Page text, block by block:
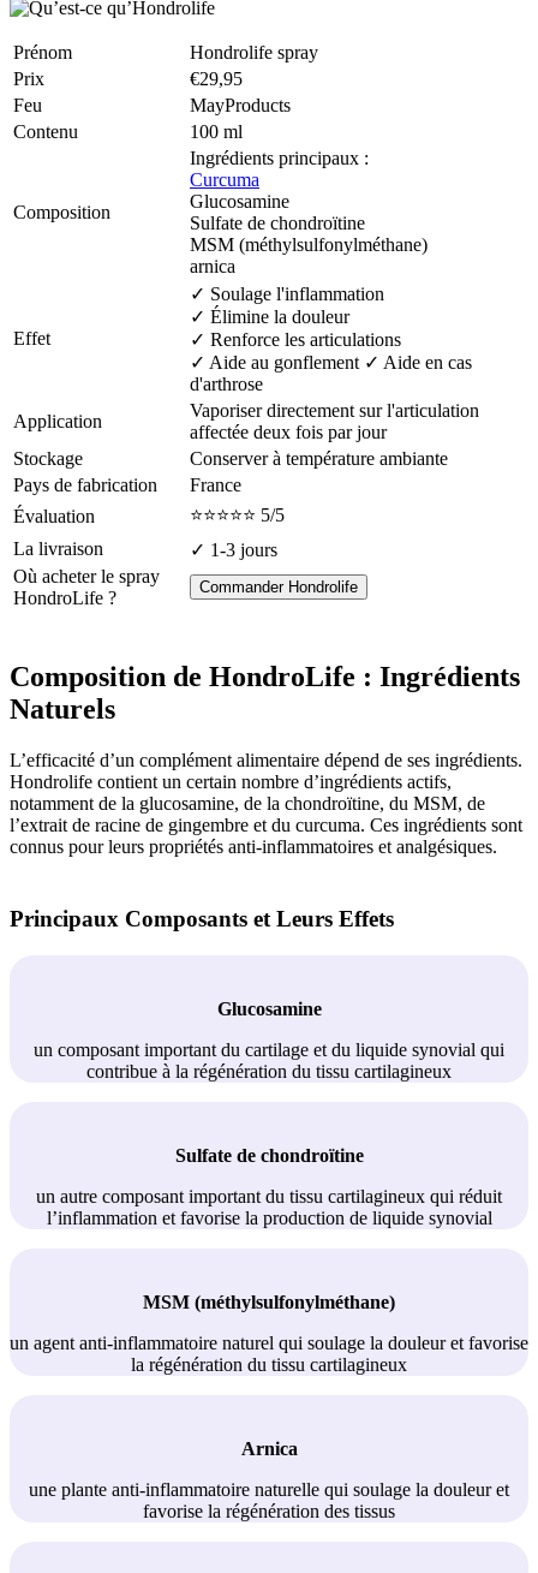
Prénom
Hondrolife spray
Prix
€29,95
Feu
MayProducts
Contenu
100 ml
Composition
Ingrédients principaux :
Curcuma
Glucosamine
Sulfate de chondroïtine
MSM (méthylsulfonylméthane)
arnica
Effet
✓ Soulage l'inflammation
✓ Élimine la douleur
✓ Renforce les articulations
✓ Aide au gonflement ✓ Aide en cas
d'arthrose
Application
Vaporiser directement sur l'articulation
affectée deux fois par jour
Stockage
Conserver à température ambiante
Pays de fabrication
France
Évaluation
⭐⭐⭐⭐⭐ 5/5
La livraison
✓ 1-3 jours
Où acheter le spray
HondroLife ?
Commander Hondrolife
Composition de HondroLife : Ingrédients
Naturels
L’efficacité d’un complément alimentaire dépend de ses ingrédients.
Hondrolife contient un certain nombre d’ingrédients actifs,
notamment de la glucosamine, de la chondroïtine, du MSM, de
l’extrait de racine de gingembre et du curcuma. Ces ingrédients sont
connus pour leurs propriétés anti-inflammatoires et analgésiques.
Principaux Composants et Leurs Effets
Glucosamine
un composant important du cartilage et du liquide synovial qui
contribue à la régénération du tissu cartilagineux
Sulfate de chondroïtine
un autre composant important du tissu cartilagineux qui réduit
l’inflammation et favorise la production de liquide synovial
MSM (méthylsulfonylméthane)
un agent anti-inflammatoire naturel qui soulage la douleur et favorise
la régénération du tissu cartilagineux
Arnica
une plante anti-inflammatoire naturelle qui soulage la douleur et
favorise la régénération des tissus